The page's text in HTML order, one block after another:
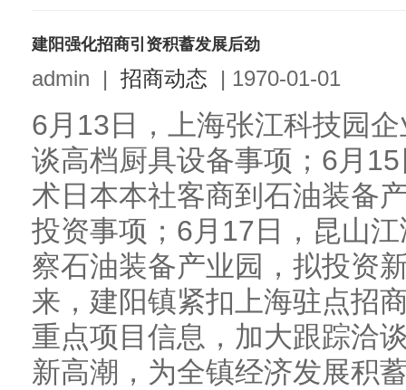
建阳强化招商引资积蓄发展后劲
admin | 招商动态 | 1970-01-01
6月13日，上海张江科技园
谈高档厨具设备事项；6月
术日本本社客商到石油装备
投资事项；6月17日，昆山
察石油装备产业园，拟投资
来，建阳镇紧扣上海驻点招
重点项目信息，加大跟踪洽
新高潮，为全镇经济发展积